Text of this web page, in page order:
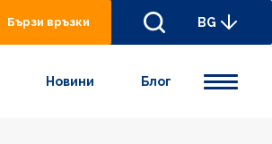
Бързи връзки BG
Новини Блог